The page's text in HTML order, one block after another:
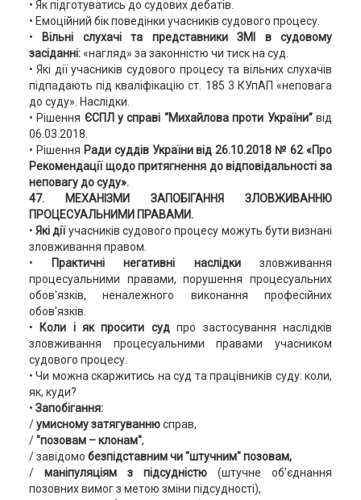
• Як підготуватись до судових дебатів.
• Емоційний бік поведінки учасників судового процесу.
•
Вільні слухачі та представники ЗМІ в судовому
засіданні:«нагляд» за законністю чи тиск на суд.
• Які дії учасників судового процесу та вільних слухачів
підпадають під кваліфікацію ст. 185 3 КУпАП «неповага
до суду». Наслідки.
• Рішення ЄСПЛ у справі “Михайлова проти України”від
06.03.2018.
• Рішення Ради суддів України від 26.10.2018 № 62 «Про
Рекомендації щодо притягнення до відповідальності за
неповагу до суду».
47. МЕХАНІЗМИ ЗАПОБІГАННЯ ЗЛОВЖИВАННЮ
ПРОЦЕСУАЛЬНИМИ ПРАВАМИ.
•Які діїучасників судового процесу можуть бути визнані
зловживання правом.
•
Практичні негативні наслідкизловживання
процесуальними правами, порушення процесуальних
обов'язків, неналежного виконання професійних
обов'язків.
•
Коли і як просити судпро застосування наслідків
зловживання процесуальними правами учасником
судового процесу.
• Чи можна скаржитись на суд та працівників суду: коли,
як, куди?
• Запобігання:
/умисному затягуваннюсправ,
/"позовам – клонам",
/ завідомо безпідставним чи "штучним" позовам,
/ маніпуляціям з підсудністю (штучне об’єднання
позовних вимог з метою зміни підсудності),